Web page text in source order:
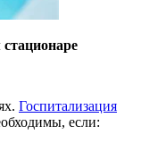
Госпитализация
если: